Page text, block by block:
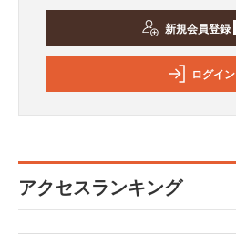
新規会員登録
ログイン
アクセスランキング